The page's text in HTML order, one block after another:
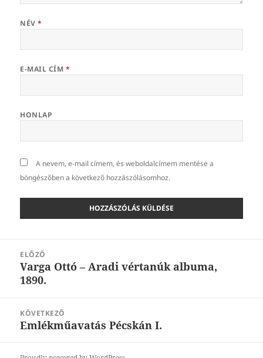
NÉV*
E-MAIL CÍM *
HONLAP
A nevem, e-mail címem, és weboldalcímem mentése a
böngészőben a következő hozzászólásomhoz.
navigáció
ELŐZŐ
Korábbi
bejegyzések:
Varga Ottó – Aradi vértanúk albuma,
1890.
KÖVETKEZŐ
Következő
Emlékműavatás Pécskán I.